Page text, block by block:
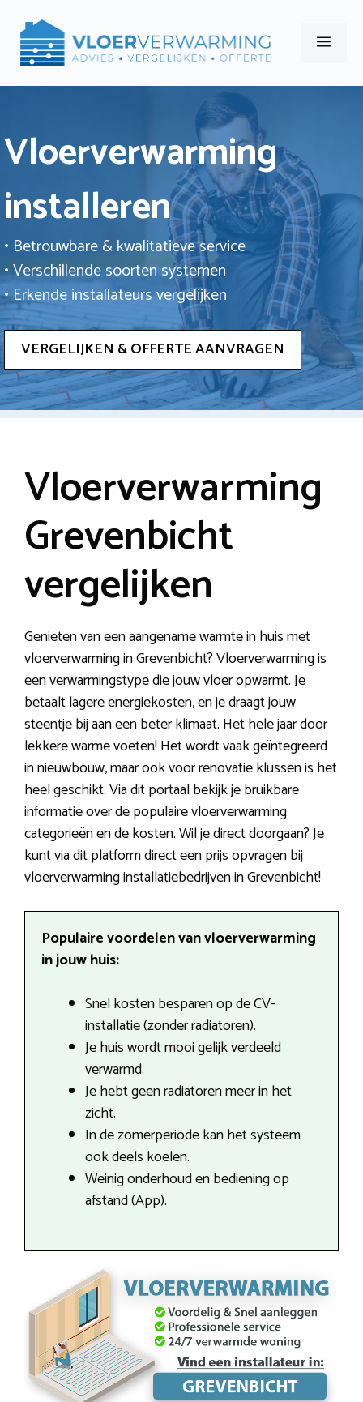
naar
Menu
Vloerverwarming
installeren
• Betrouwbare & kwalitatieve service
• Verschillende soorten systemen
• Erkende installateurs vergelijken
VERGELIJKEN & OFFERTE AANVRAGEN
Vloerverwarming
Grevenbicht
vergelijken
Genieten van een aangename warmte in huis met
vloerverwarming in Grevenbicht? Vloerverwarming is
een verwarmingstype die jouw vloer opwarmt. Je
betaalt lagere energiekosten, en je draagt jouw
steentje bij aan een beter klimaat. Het hele jaar door
lekkere warme voeten! Het wordt vaak geïntegreerd
in nieuwbouw, maar ook voor renovatie klussen is het
heel geschikt. Via dit portaal bekijk je bruikbare
informatie over de populaire vloerverwarming
categorieën en de kosten. Wil je direct doorgaan? Je
kunt via dit platform direct een prijs opvragen bij
vloerverwarming installatiebedrijven in Grevenbicht!
Populaire voordelen van vloerverwarming
in jouw huis:
Snel kosten besparen op de CV-
installatie (zonder radiatoren).
Je huis wordt mooi gelijk verdeeld
verwarmd.
Je hebt geen radiatoren meer in het
zicht.
In de zomerperiode kan het systeem
ook deels koelen.
Weinig onderhoud en bediening op
afstand (App).